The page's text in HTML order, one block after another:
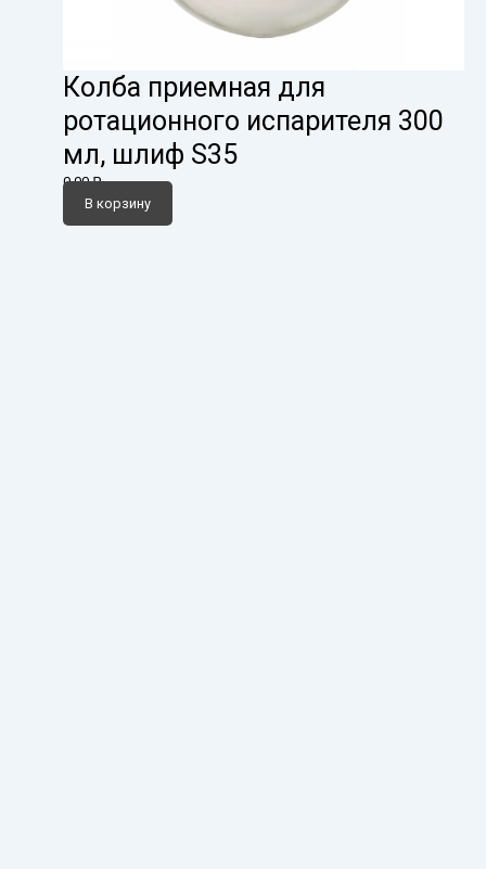
Колба приемная для
ротационного испарителя 300
мл, шлиф S35
0,00₽
В корзину